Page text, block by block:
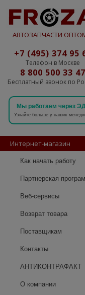
АВТОЗАПЧАСТИ
+7 (495) 374 95
Телефон в Москве
8 800 500 33 47
Бесплатный звонок по
Мы работаем через
Узнайте больше у наших
Интернет-магазин
Как начать работу
Партнерская
Веб-сервисы
Возврат товара
Поставщикам
Контакты
АНТИКОНТРАФАКТ
О компании